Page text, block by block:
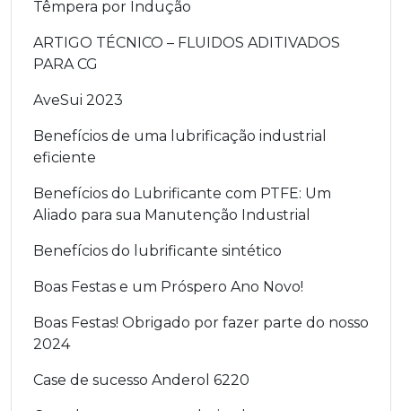
Têmpera por Indução
ARTIGO TÉCNICO – FLUIDOS ADITIVADOS
PARA CG
AveSui 2023
Benefícios de uma lubrificação industrial
eficiente
Benefícios do Lubrificante com PTFE: Um
Aliado para sua Manutenção Industrial
Benefícios do lubrificante sintético
Boas Festas e um Próspero Ano Novo!
Boas Festas! Obrigado por fazer parte do nosso
2024
Case de sucesso Anderol 6220